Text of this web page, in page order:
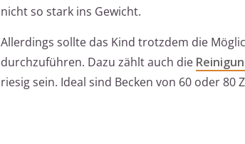
nicht so stark ins Gewicht.
Allerdings sollte das Kind trotzdem die
durchzuführen. Dazu zählt auch die
riesig sein. Ideal sind Becken von 60 oder